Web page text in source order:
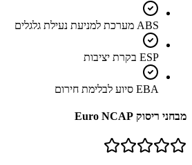
ABS מערכת למניעת נעילת גלגלים
ESP בקרת יציבות
EBA סיוע לבלימת חירום
מבחני ריסוק Euro NCAP